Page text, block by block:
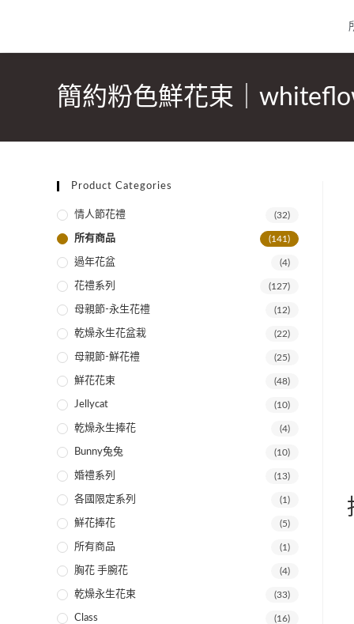
簡約粉色鮮花束｜
Product Categories
情人節花禮 (32)
所有商品 (141)
過年花盆 (4)
花禮系列 (127)
母親節-永生花禮 (12)
乾燥永生花盆栽 (22)
母親節-鮮花禮 (25)
鮮花花束 (48)
Jellycat (10)
乾燥永生捧花 (4)
Bunny兔兔 (10)
婚禮系列 (13)
各國限定系列 (1)
鮮花捧花 (5)
所有商品 (1)
胸花 手腕花 (4)
乾燥永生花束 (33)
Class (16)